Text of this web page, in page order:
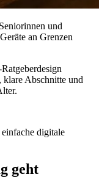
und
an Grenzen
Abschnitte und
digitale
geht